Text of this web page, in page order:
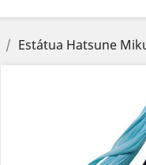
Estátua Hatsune